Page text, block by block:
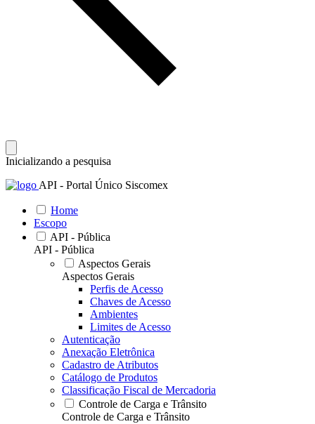
Inicializando a pesquisa
API - Portal Único Siscomex
Home
Escopo
API - Pública
API - Pública
Aspectos Gerais
Aspectos Gerais
Perfis de Acesso
Chaves de Acesso
Ambientes
Limites de Acesso
Autenticação
Anexação Eletrônica
Cadastro de Atributos
Catálogo de Produtos
Classificação Fiscal de Mercadoria
Controle de Carga e Trânsito
Controle de Carga e Trânsito